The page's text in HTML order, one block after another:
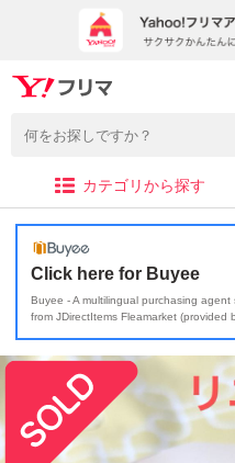
カテゴリから探す
Click here for Buyee
Buyee - A multilingual purchasing
from JDirectItems Fleamarket (provided